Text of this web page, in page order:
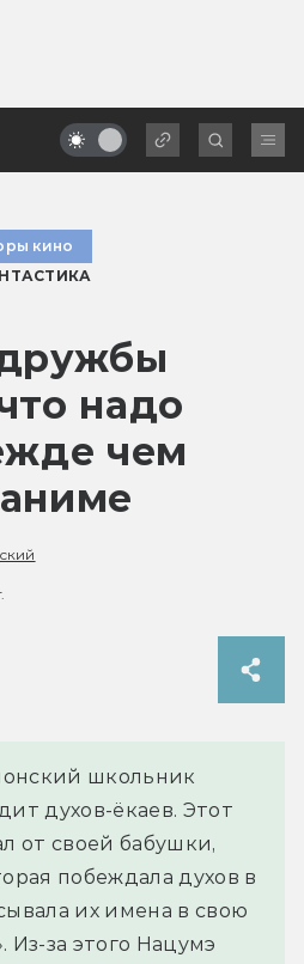
кино
надо
чем
школьник
духов-ёкаев. Этот
от своей бабушки,
побеждала духов в
их имена в свою
Из-за этого Нацумэ